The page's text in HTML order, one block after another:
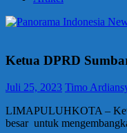
Ketua DPRD
Juli 25, 2023 Timo
LIMAPULUHKOTA –
besar untuk